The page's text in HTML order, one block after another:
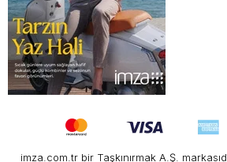
imza.com.tr bir Taşkınırmak A.Ş.